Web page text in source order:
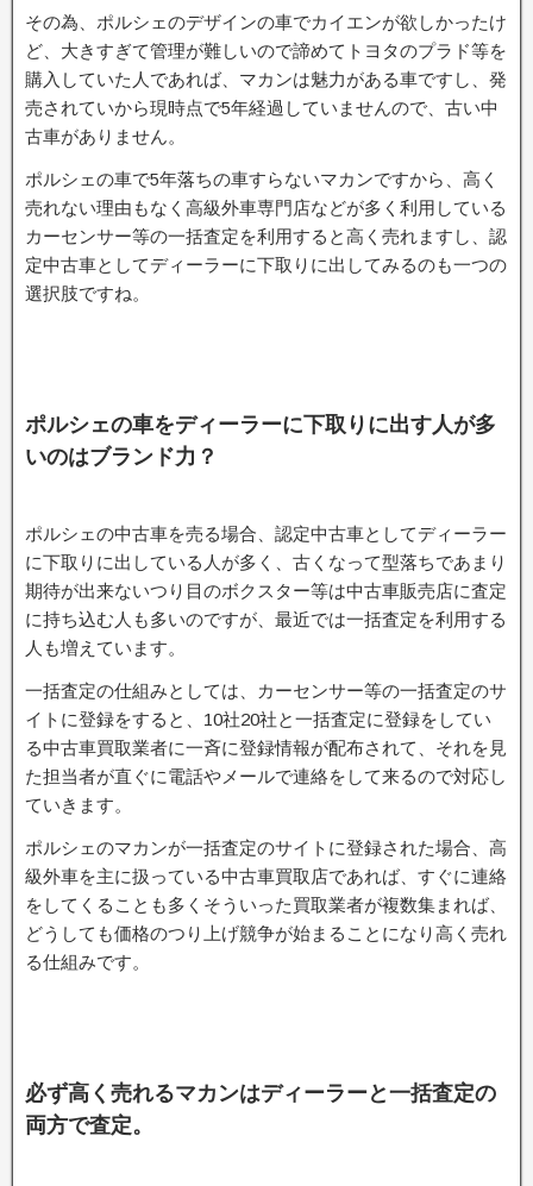
その為、ポルシェのデザインの車でカイエンが欲しかったけ
ど、大きすぎて管理が難しいので諦めてトヨタのプラド等を
購入していた人であれば、マカンは魅力がある車ですし、発
売されていから現時点で5年経過していませんので、古い中
古車がありません。
ポルシェの車で5年落ちの車すらないマカンですから、高く
売れない理由もなく高級外車専門店などが多く利用している
カーセンサー等の一括査定を利用すると高く売れますし、認
定中古車としてディーラーに下取りに出してみるのも一つの
選択肢ですね。
ポルシェの車をディーラーに下取りに出す人が多
いのはブランド力？
ポルシェの中古車を売る場合、認定中古車としてディーラー
に下取りに出している人が多く、古くなって型落ちであまり
期待が出来ないつり目のボクスター等は中古車販売店に査定
に持ち込む人も多いのですが、最近では一括査定を利用する
人も増えています。
一括査定の仕組みとしては、カーセンサー等の一括査定のサ
イトに登録をすると、10社20社と一括査定に登録をしてい
る中古車買取業者に一斉に登録情報が配布されて、それを見
た担当者が直ぐに電話やメールで連絡をして来るので対応し
ていきます。
ポルシェのマカンが一括査定のサイトに登録された場合、高
級外車を主に扱っている中古車買取店であれば、すぐに連絡
をしてくることも多くそういった買取業者が複数集まれば、
どうしても価格のつり上げ競争が始まることになり高く売れ
る仕組みです。
必ず高く売れるマカンはディーラーと一括査定の
両方で査定。